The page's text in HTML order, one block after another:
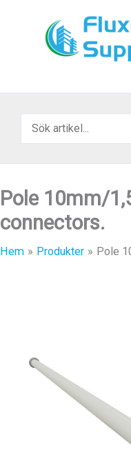
Pole 10mm/
connectors.
Hem Produkter Pole